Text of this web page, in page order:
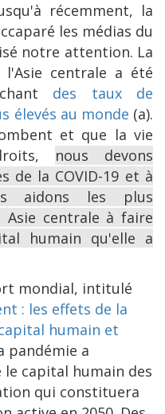
récemment, la
les médias du
notre attention. La
l'Asie centrale a été
des taux de
élevés au monde (a).
et que la vie
nous devons
de la COVID-19 et à
aidons les plus
Asie centrale à faire
humain qu'elle a
mondial, intitulé
: les effets de la
humain et
pandémie a
capital humain des
qui constituera